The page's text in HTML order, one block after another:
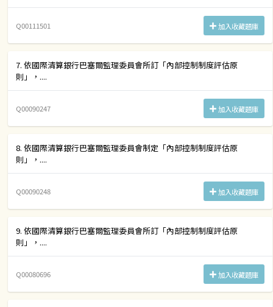
Q00111501 加入收藏題庫
7. 依國際清算銀行巴塞爾監理委員會所訂「內部控制制度評估原
則」，....
Q00090247 加入收藏題庫
8. 依國際清算銀行巴塞爾監理委員會制定「內部控制制度評估原
則」，....
Q00090248 加入收藏題庫
9. 依國際清算銀行巴塞爾監理委員會所訂「內部控制制度評估原
則」，....
Q00080696 加入收藏題庫